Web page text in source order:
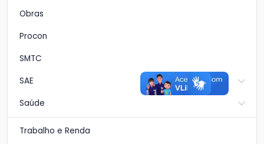
Obras
Procon
SMTC
SAE
Saúde
Trabalho e Renda